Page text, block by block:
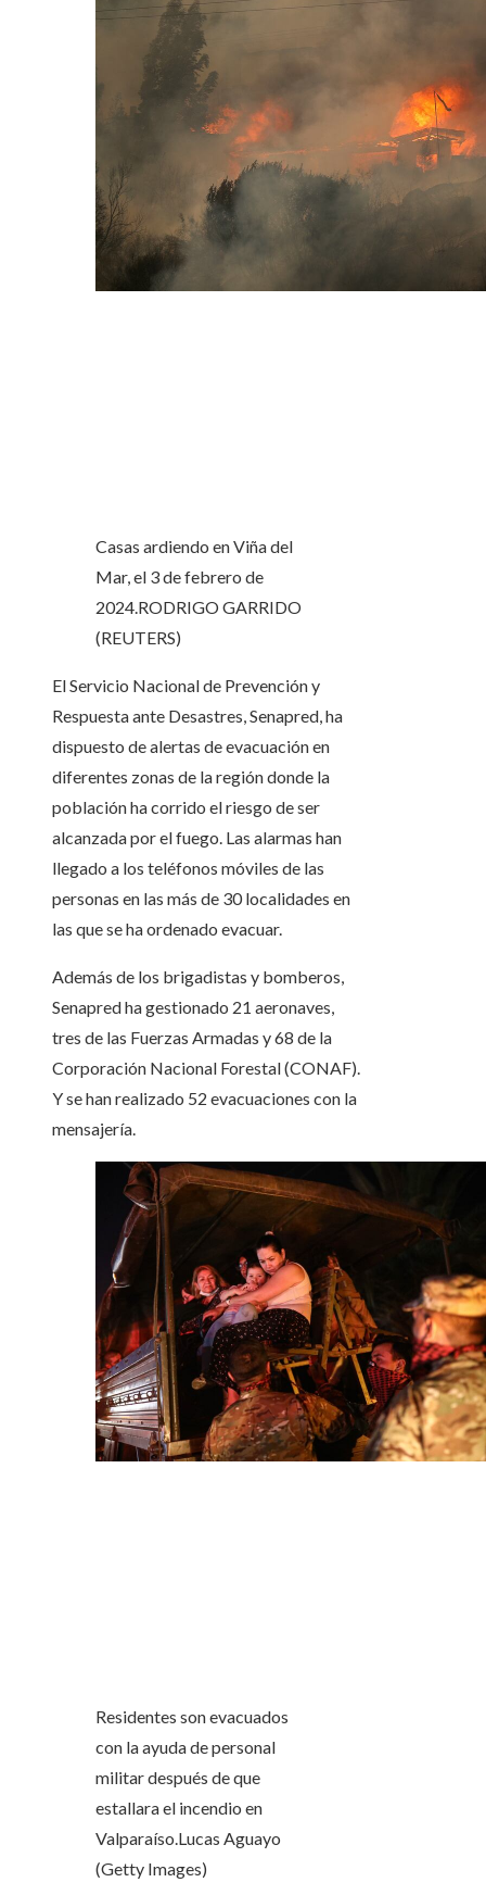
Casas ardiendo en Viña del
Mar, el 3 de febrero de
2024. RODRIGO GARRIDO
(REUTERS)
El Servicio Nacional de Prevención y
Respuesta ante Desastres, Senapred, ha
dispuesto de alertas de evacuación en
diferentes zonas de la región donde la
población ha corrido el riesgo de ser
alcanzada por el fuego. Las alarmas han
llegado a los teléfonos móviles de las
personas en las más de 30 localidades en
las que se ha ordenado evacuar.
Además de los brigadistas y bomberos,
Senapred ha gestionado 21 aeronaves,
tres de las Fuerzas Armadas y 68 de la
Corporación Nacional Forestal (CONAF).
Y se han realizado 52 evacuaciones con la
mensajería.
Residentes son evacuados
con la ayuda de personal
militar después de que
estallara el incendio en
Valparaíso.Lucas Aguayo
(Getty Images)